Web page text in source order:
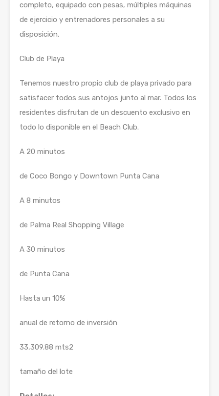
completo, equipado con pesas, múltiples máquinas
de ejercicio y entrenadores personales a su
disposición.
Club de Playa
Tenemos nuestro propio club de playa privado para
satisfacer todos sus antojos junto al mar. Todos los
residentes disfrutan de un descuento exclusivo en
todo lo disponible en el Beach Club.
A 20 minutos
de Coco Bongo y Downtown Punta Cana
A 8 minutos
de Palma Real Shopping Village
A 30 minutos
de Punta Cana
Hasta un 10%
anual de retorno de inversión
33,309.88 mts2
tamaño del lote